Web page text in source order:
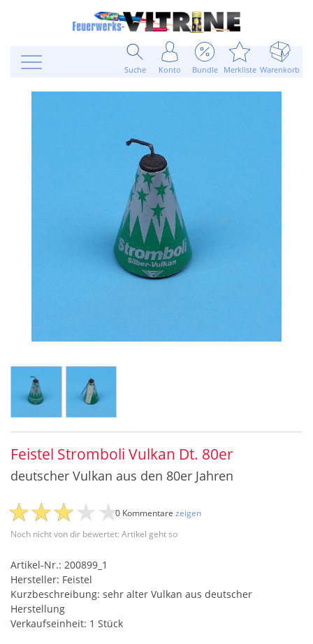
Suche Konto Bundle Merkliste Warenkorb
Feistel Stromboli Vulkan Dt. 80er
deutscher Vulkan aus den 80er Jahren
Noch nicht von dir bewertet: Artikel geht so
0 Kommentare zeigen
Artikel-Nr.: 200899_1
Hersteller: Feistel
Kurzbeschreibung: sehr alter Vulkan aus deutscher
Herstellung
Verkaufseinheit: 1 Stück